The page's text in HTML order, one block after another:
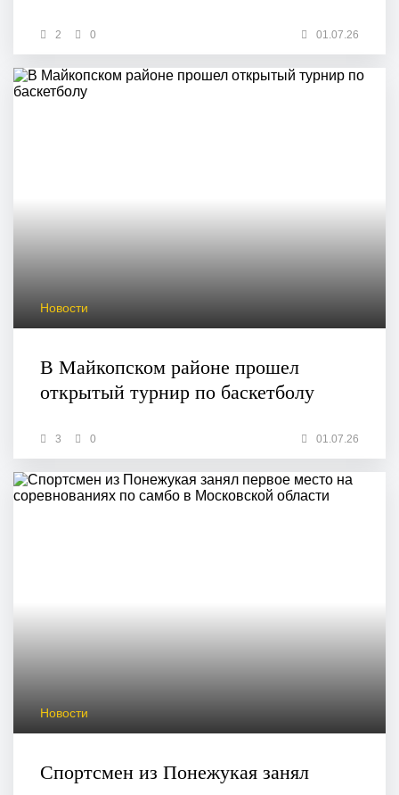
2 0 01.07.26
Новости
В Майкопском районе прошел
открытый турнир по баскетболу
3 0 01.07.26
Новости
Спортсмен из Понежукая занял